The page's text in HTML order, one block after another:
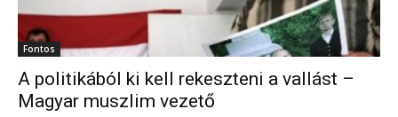
Fontos
A politikából ki kell rekeszteni a vallást –
Magyar muszlim vezető